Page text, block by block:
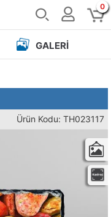
0
GALERI
Ürün Kodu: TH023117